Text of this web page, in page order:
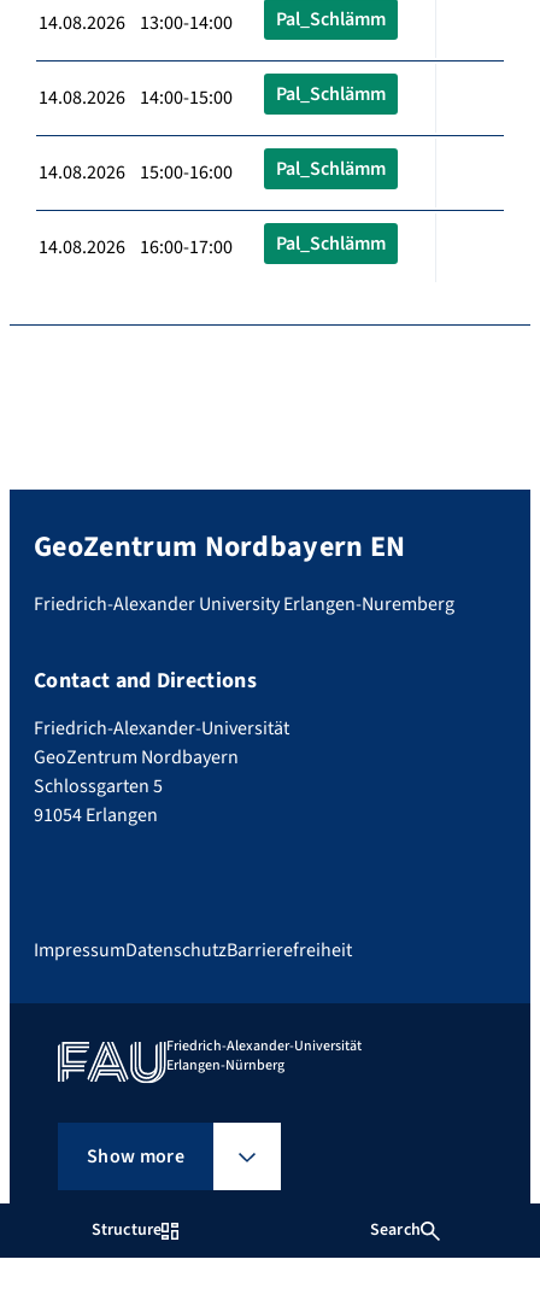
Structure Search
14.08.2026 13:00-14:00 Pal_Schlämm
14.08.2026 14:00-15:00 Pal_Schlämm
14.08.2026 15:00-16:00 Pal_Schlämm
14.08.2026 16:00-17:00 Pal_Schlämm
GeoZentrum Nordbayern EN
Friedrich-Alexander University Erlangen-Nuremberg
Contact and Directions
Friedrich-Alexander-Universität
GeoZentrum Nordbayern
Schlossgarten 5
91054 Erlangen
ImpressumDatenschutzBarrierefreiheit
Friedrich-Alexander-Universität
Erlangen-Nürnberg
Show more